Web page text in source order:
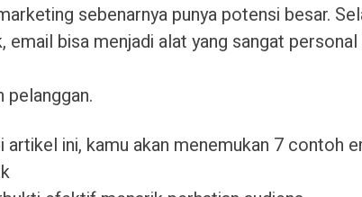
sebenarnya punya potensi besar.
email bisa menjadi alat yang sangat
pelanggan.
artikel ini, kamu akan menemukan 7 contoh